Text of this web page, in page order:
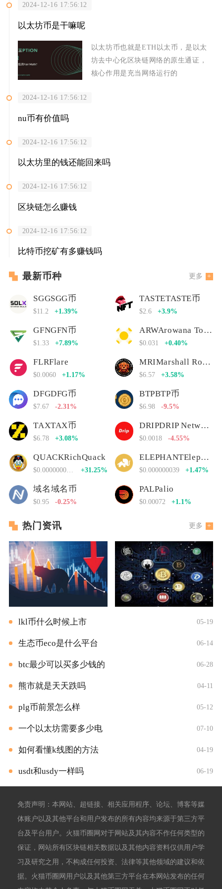
2024-12-16 17:56:12
以太坊币是干嘛呢
以太坊币也就是ETH以太币，是以太
坊去中心化区块链网络的原生通证，
核心作用是充当网络运行的
2024-12-16 17:56:12
nu币有价值吗
2024-12-16 17:56:12
以太坊里的钱还能回来吗
2024-12-16 17:56:12
区块链怎么赚钱
2024-12-16 17:56:12
比特币挖矿有多赚钱吗
最新币种 更多
SGGSGG币
$11.2 +1.39%
TASTETASTE币
$2.6 +3.9%
GFNGFN币
$1.33 +7.89%
ARWArowana Token
$0.031 +0.40%
FLRFlare
$0.0060 +1.17%
MRIMarshall Rogan Inu
$6.57 +3.58%
DFGDFG币
$7.67 -2.31%
BTPBTP币
$6.98 -9.5%
TAXTAX币
$6.78 +3.08%
DRIPDRIP Network
$0.0018 -4.55%
QUACKRichQuack
+31.25%
ELEPHANTElephant Money
$0.000000039 +1.47%
域名域名币
$0.95 -0.25%
PALPalio
$0.00072 +1.1%
热门资讯 更多
lkl币什么时候上市 05-19
生态币eco是什么平台 06-14
btc最少可以买多少钱的 06-28
熊市就是天天跌吗 04-11
plg币前景怎么样 05-12
一个以太坊需要多少电 07-10
如何看懂k线图的方法 04-19
usdt和usdy一样吗 06-19
免责声明：本网站、超链接、相关应用程序、论坛、博客等媒
体账户以及其他平台和用户发布的所有内容均来源于第三方平
台及平台用户。火猫币圈网对于网站及其内容不作任何类型的
保证，网站所有区块链相关数据以及其他内容资料仅供用户学
习及研究之用，不构成任何投资、法律等其他领域的建议和依
据。火猫币圈网用户以及其他第三方平台在本网站发布的任何